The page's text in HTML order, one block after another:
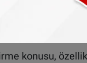
konusu,